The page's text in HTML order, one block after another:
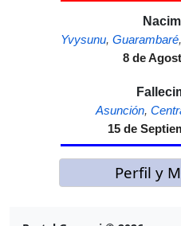
Yvysunu, Guarambaré,
8 de
Asunción,
15 de
Perfil y